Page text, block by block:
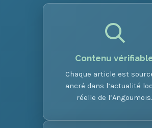
Contenu
Chaque article est
ancré dans l’actualité
réelle de l’Angoumois.